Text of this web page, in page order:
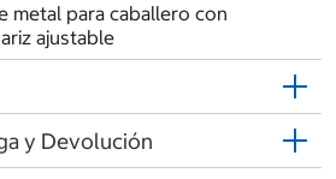
metal para caballero con
ajustable
y Devolución